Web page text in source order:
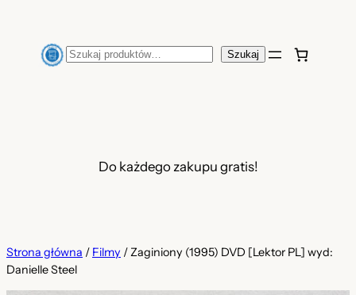
Szukaj Szukaj
Do każdego zakupu gratis!
Strona główna / Filmy / Zaginiony (1995) DVD [Lektor PL] wyd:
Danielle Steel